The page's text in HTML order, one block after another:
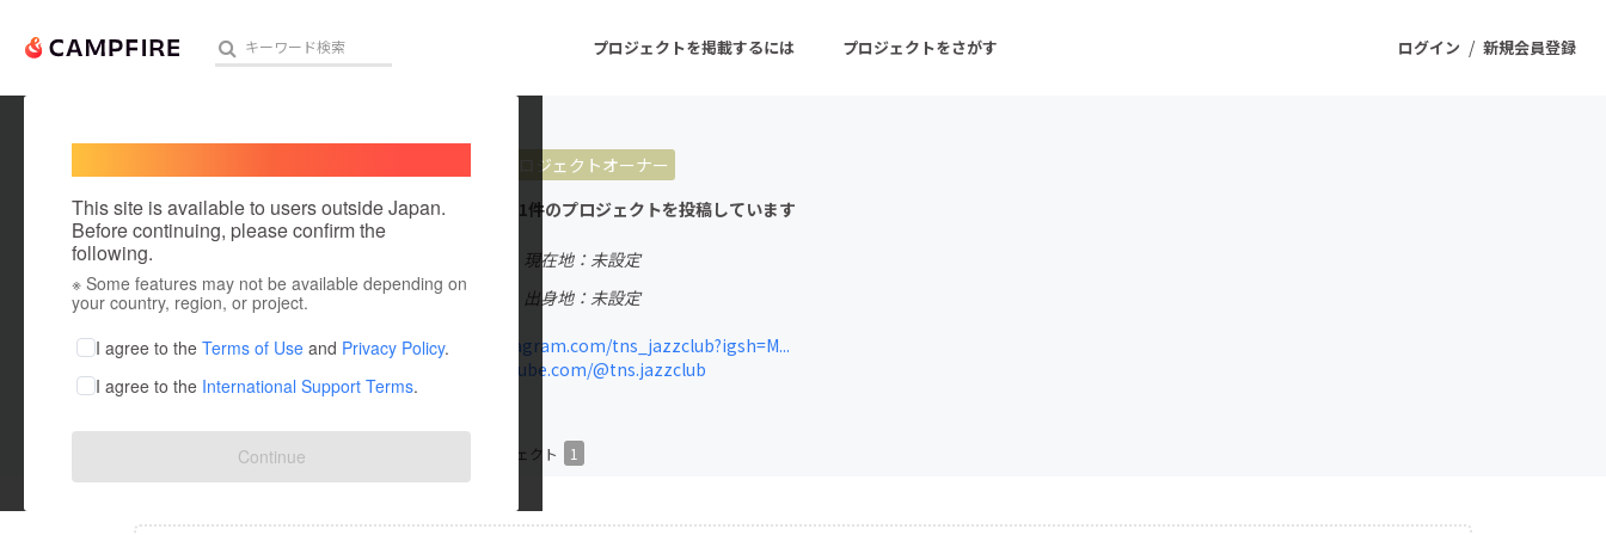
ログイン / 新規会員登録
プロジェクトを掲載するには プロジェクトをさがす
人気のプロジェクト 注目のリターン 注目の新着プロジェクト
アート・写真 音楽
テクノロジー・ガジェット
ゲーム・サービス開発
映像・映画
書籍・雑誌出版
ビジネス・起業
チャレンジ
まちづくり・地域活性化
This site is available to users outside Japan.
Before continuing, please confirm the
following.
※ Some features may not be available depending on
your country, region, or project.
I agree to the Terms of Use and Privacy Policy.
I agree to the International Support Terms.
Continue
プロジェクトオーナー
これまでに1件のプロジェクトを投稿しています
現在地：未設定
出身国：日本
出身地：未設定
www.instagram.com/tns_jazzclub?igsh=M...
www.youtube.com/@tns.jazzclub
プロジェクト プロジェクト 1